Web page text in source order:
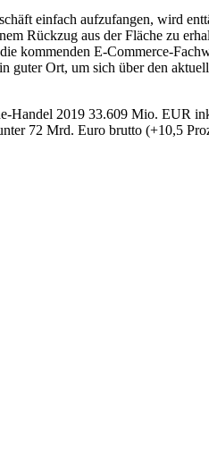
einfach aufzufangen, wird
Rückzug aus der Fläche zu
kommenden E-Commerce-
guter Ort, um sich über den
Handel 2019 33.609 Mio.
72 Mrd. Euro brutto (+10,5